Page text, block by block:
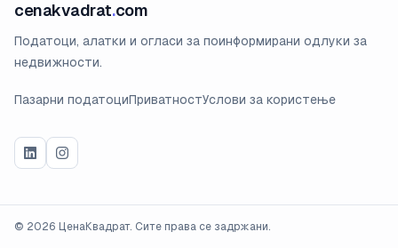
cenakvadrat.com
Податоци, алатки и огласи за поинформирани одлуки за
недвижности.
Пазарни податоциПриватностУслови за користење
© 2026 ЦенаКвадрат. Сите права се задржани.